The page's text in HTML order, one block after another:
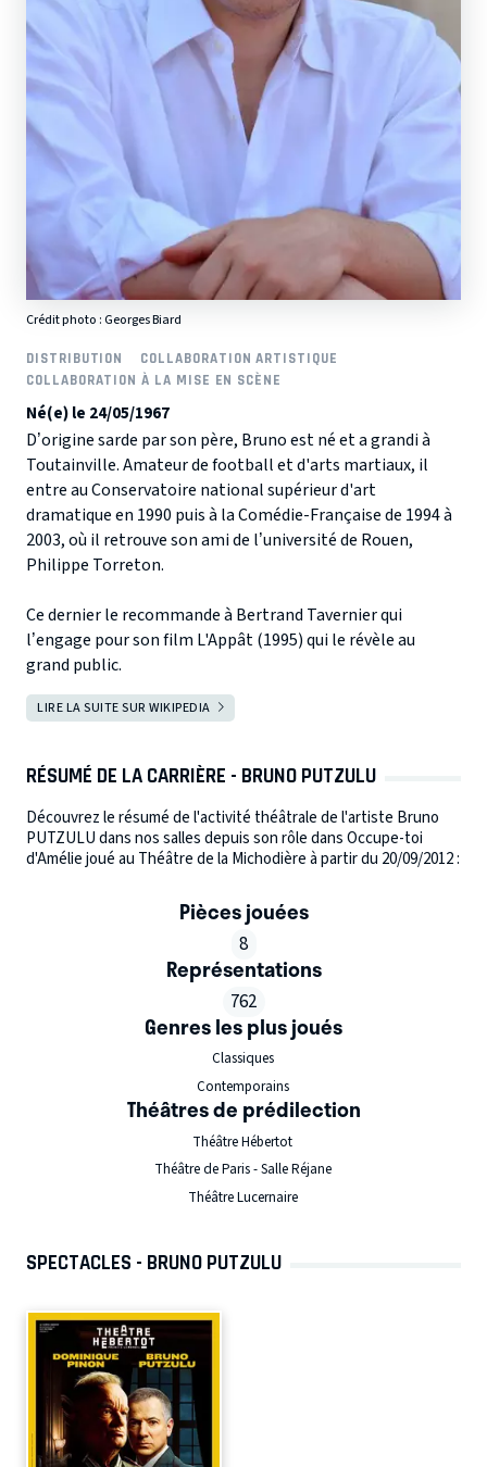
Crédit photo :Georges Biard
DISTRIBUTION
COLLABORATION ARTISTIQUE
COLLABORATION À LA MISE EN SCÈNE
Né(e) le 24/05/1967
D’origine sarde par son père, Bruno est né et a grandi à
Toutainville. Amateur de football et d'arts martiaux, il
entre au Conservatoire national supérieur d'art
dramatique en 1990 puis à la Comédie-Française de 1994 à
2003, où il retrouve son ami de l’université de Rouen,
Philippe Torreton.
Ce dernier le recommande à Bertrand Tavernier qui
l’engage pour son film L'Appât (1995) qui le révèle au
grand public.
LIRE LA SUITE SUR WIKIPEDIA
RÉSUMÉ DE LA CARRIÈRE - BRUNO PUTZULU
Découvrez le résumé de l'activité théâtrale de l'artiste Bruno
PUTZULU dans nos salles depuis son rôle dans Occupe-toi
d'Amélie joué au Théâtre de la Michodière à partir du 20/09/2012 :
Pièces jouées
8
Représentations
762
Genres les plus joués
Classiques
Contemporains
Théâtres de prédilection
Théâtre Hébertot
Théâtre de Paris - Salle Réjane
Théâtre Lucernaire
SPECTACLES - BRUNO PUTZULU